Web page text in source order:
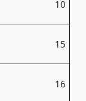
10
15
16